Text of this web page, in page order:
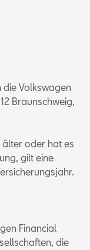
die Volkswagen
Braunschweig,
oder hat es
gilt eine
Financial
die